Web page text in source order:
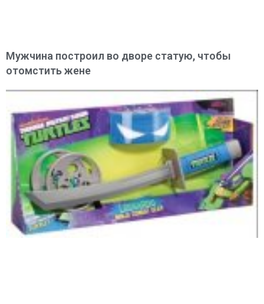
Мужчина построил во дворе статую, чтобы
отомстить жене